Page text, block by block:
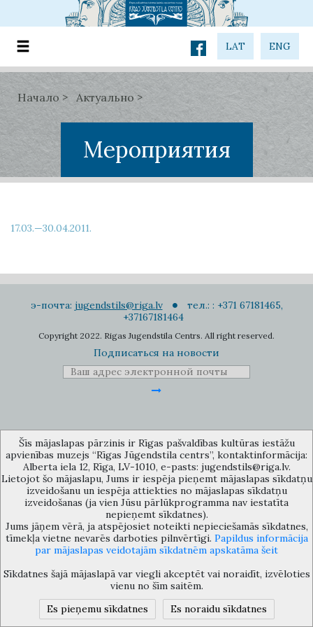
LAT ENG
Начало Актуально
Мероприятия
17.03.—30.04.2011.
э-почта: jugendstils@riga.lv
тел.: : +371 67181465,
+37167181464
Copyright 2022. Rigas Jugendstila Centrs. All right reserved.
Подписаться на новости
Музей объединения культурных учереждений Рижского
самоуправления «Рижский центр югендстиля», улица Альберта 12,
Рига, LV 1010, Латвия (дверной код: 12), jugendstils@riga.lv
Šīs mājaslapas pārzinis ir Rīgas pašvaldības kultūras iestāžu
apvienības muzejs “Rīgas Jūgendstila centrs”, kontaktinformācija:
Alberta iela 12, Rīga, LV-1010, e-pasts: jugendstils@riga.lv.
Lietojot šo mājaslapu, Jums ir iespēja pieņemt mājaslapas sīkdatņu
izveidošanu un iespēja attiekties no mājaslapas sīkdatņu
izveidošanas (ja vien Jūsu pārlūkprogramma nav iestatīta
nepieņemt sīkdatnes).
Jums jāņem vērā, ja atspējosiet noteikti nepieciešamās sīkdatnes,
tīmekļa vietne nevarēs darboties pilnvērtīgi. Papildus informācija
par mājaslapas veidotajām sīkdatnēm apskatāma šeit
Sīkdatnes šajā mājaslapā var viegli akceptēt vai noraidīt, izvēloties
vienu no šīm saitēm.
Es pieņemu sīkdatnes
Es noraidu sīkdatnes